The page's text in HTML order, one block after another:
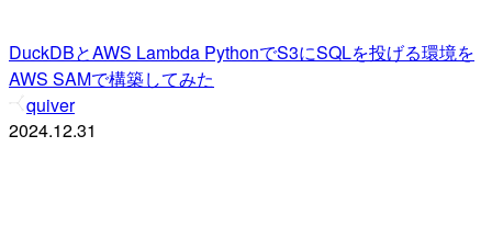
DuckDBとAWS Lambda PythonでS3にSQLを投げる環境を
AWS SAMで構築してみた
quiver
2024.12.31